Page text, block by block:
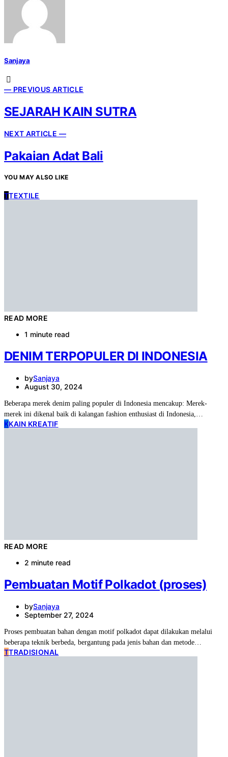
Sanjaya
— PREVIOUS ARTICLE
SEJARAH KAIN SUTRA
NEXT ARTICLE —
Pakaian Adat Bali
YOU MAY ALSO LIKE
TTEXTILE
READ MORE
1 minute read
DENIM TERPOPULER DI INDONESIA
bySanjaya
August 30, 2024
Beberapa merek denim paling populer di Indonesia mencakup: Merek-
merek ini dikenal baik di kalangan fashion enthusiast di Indonesia,…
KKAIN KREATIF
READ MORE
2 minute read
Pembuatan Motif Polkadot (proses)
bySanjaya
September 27, 2024
Proses pembuatan bahan dengan motif polkadot dapat dilakukan melalui
beberapa teknik berbeda, bergantung pada jenis bahan dan metode…
TTRADISIONAL